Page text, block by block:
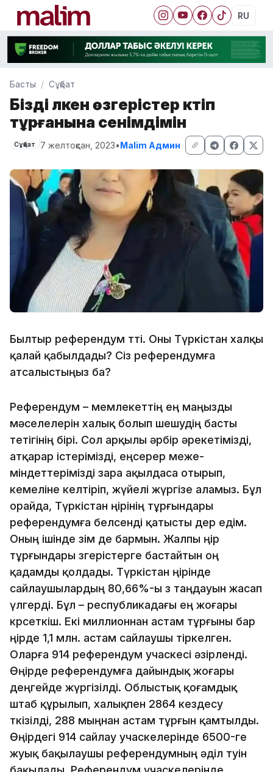
RU
Басты Сұқбат
Бізді үлкен өзгерістер күтіп
тұрғанына сенімдімін
Сұқбат 7 желтоқсан, 2023•Malim Админ
Былтыр референдум өтті. Оны Түркістан халқы
қалай қабылдады? Сіз референдумға
атсалыстыңыз ба?
Референдум – мемлекеттің ең маңызды
мәселелерін халық болып шешудің басты
тетігінің бірі. Сол арқылы әрбір әрекетімізді,
атқарар істерімізді, еңсерер меже-
міндеттерімізді өзара ақылдаса отырып,
кемеліне келтіріп, жүйелі жүргізе аламыз. Бұл
орайда, Түркістан өңірінің тұрғындары
референдумға белсенді қатысты дер едім.
Оның ішінде өзім де бармын. Жалпы өңір
тұрғындары өзгерістерге бастайтын оң
қадамды қолдады. Түркістан өңірінде
сайлаушылардың 80,66%-ы өз таңдауын жасап
үлгерді. Бұл – республикадағы ең жоғары
көрсеткіш. Екі миллионнан астам тұрғыны бар
өңірде 1,1 млн. астам сайлаушы тіркелген.
Оларға 914 референдум учаскесі әзірленді.
Өңірде референдумға дайындық жоғары
деңгейде жүргізілді. Облыстық қоғамдық
штаб құрылып, халықпен 2864 кездесу
өткізілді, 288 мыңнан астам тұрғын қамтылды.
Өңірдегі 914 сайлау учаскелерінде 6500-ге
жуық бақылаушы референдумның әділ өтуін